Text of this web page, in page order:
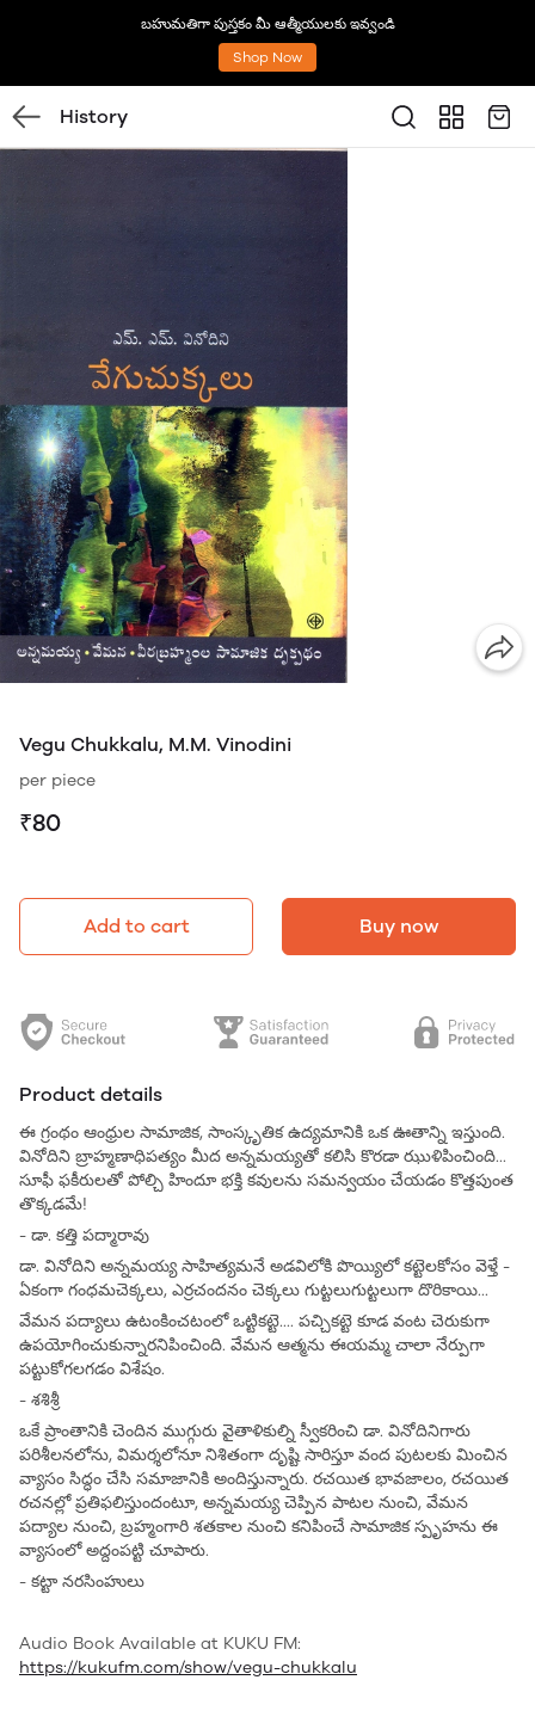
బహుమతిగా పుస్తకం మీ ఆత్మీయులకు ఇవ్వండి
Shop Now
History
Vegu Chukkalu, M.M. Vinodini
per piece
₹80
Add to cart Buy now
Product details
ఈ గ్రంథం ఆంధ్రుల సామాజిక, సాంస్కృతిక ఉద్యమానికి ఒక ఊతాన్ని ఇస్తుంది.
వినోదిని బ్రాహ్మణాధిపత్యం మీద అన్నమయ్యతో కలిసి కొరడా ఝుళిపించింది...
సూఫీ ఫకీరులతో పోల్చి హిందూ భక్తి కవులను సమన్వయం చేయడం కొత్తపుంత
తొక్కడమే!
- డా. కత్తి పద్మారావు
డా. వినోదిని అన్నమయ్య సాహిత్యమనే అడవిలోకి పొయ్యిలో కట్టెలకోసం వెళ్తే -
ఏకంగా గంధమచెక్కలు, ఎర్రచందనం చెక్కలు గుట్టలుగుట్టలుగా దొరికాయి...
వేమన పద్యాలు ఉటంకించటంలో ఒట్టికట్టె.... పచ్చికట్టె కూడ వంట చెరుకుగా
ఉపయోగించుకున్నారనిపించింది. వేమన ఆత్మను ఈయమ్మ చాలా నేర్పుగా
పట్టుకోగలగడం విశేషం.
- శశిశ్రీ
ఒకే ప్రాంతానికి చెందిన ముగ్గురు వైతాళికుల్ని స్వీకరించి డా. వినోదినిగారు
పరిశీలనలోను, విమర్శలోనూ నిశితంగా దృష్టి సారిస్తూ వంద పుటలకు మించిన
వ్యాసం సిద్ధం చేసి సమాజానికి అందిస్తున్నారు. రచయిత భావజాలం, రచయిత
రచనల్లో ప్రతిఫలిస్తుందంటూ, అన్నమయ్య చెప్పిన పాటల నుంచి, వేమన
పద్యాల నుంచి, బ్రహ్మంగారి శతకాల నుంచి కనిపించే సామాజిక స్పృహను ఈ
వ్యాసంలో అద్దంపట్టి చూపారు.
- కట్టా నరసింహులు
Audio Book Available at KUKU FM:
https://kukufm.com/show/vegu-chukkalu